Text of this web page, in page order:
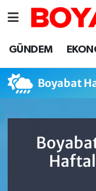
GÜNDEM
Boyabat
Sinop
Sinop Hava
Sinop Trafik
Süper Lig